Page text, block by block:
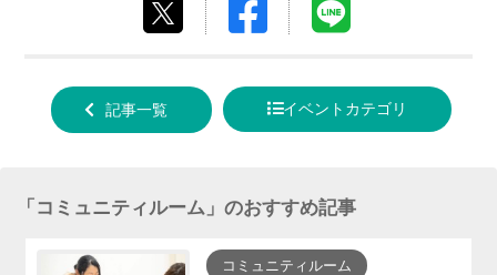
する
Facebook
る
記事一覧 イベントカテゴリ
「コミュニティルーム 」のおすすめ記事
コミュニティルーム